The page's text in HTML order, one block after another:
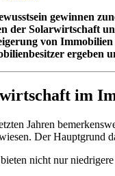
gewinnen
der Solarwirtschaft
von
ergeben
im
Jahren
Der Hauptgrund
nicht nur